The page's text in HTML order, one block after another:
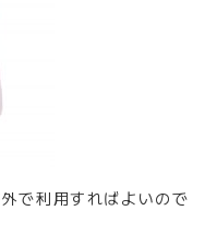
で利用すればよいので